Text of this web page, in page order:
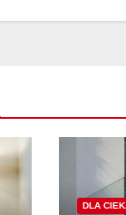
DLA